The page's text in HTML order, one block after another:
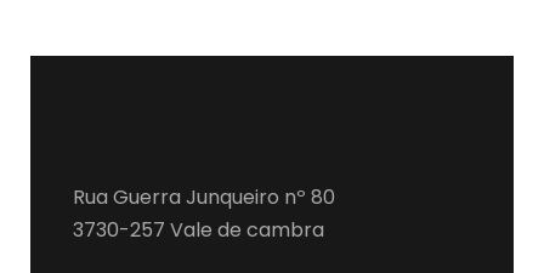
Rua Guerra Junqueiro nº 80
3730-257 Vale de cambra